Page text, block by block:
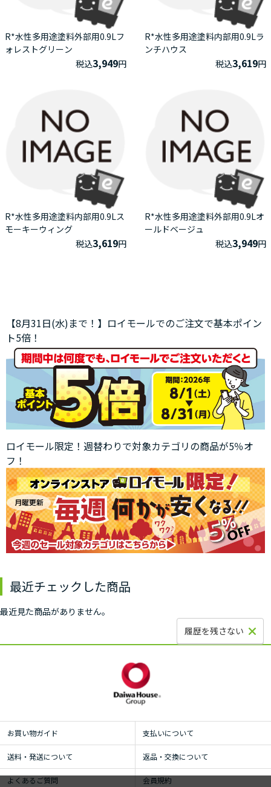
R*水性多用途塗料外部用0.9Lフ
ォレストグリーン
税込3,949円
R*水性多用途塗料内部用0.9Lラ
ンチハウス
税込3,619円
R*水性多用途塗料内部用0.9Lス
モーキーウィング
税込3,619円
R*水性多用途塗料外部用0.9Lオ
ールドベージュ
税込3,949円
【8月31日(水)まで！】ロイモールでのご注文で基本ポイン
ト5倍！
ロイモール限定！週替わりで対象カテゴリの商品が5％オ
フ！
最近チェックした商品
最近見た商品がありません。
履歴を残さない
お買い物ガイド 支払いについて
送料・発送について 返品・交換について
よくあるご質問 会員規約